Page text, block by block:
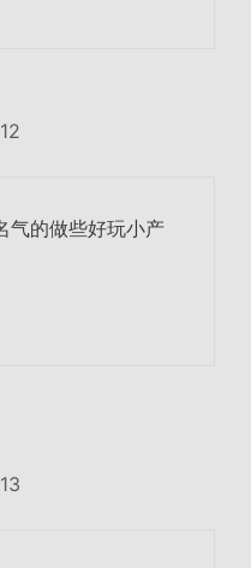
气的做些好玩小产